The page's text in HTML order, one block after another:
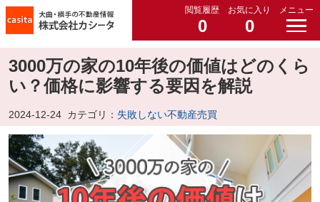
閲覧履歴
0
お気に入り
0
メニュー
3000万の家の10年後の価値はどのくら
い？価格に影響する要因を解説
2024-12-24 カテゴリ： 失敗しない不動産売買